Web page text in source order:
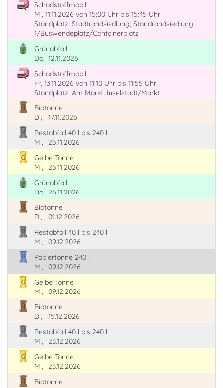
Schadstoffmobil
Mi, 11.11.2026 von 15:00 Uhr bis 15:45 Uhr
Standplatz: Stadtrandsiedlung, Standrandsiedlung
1/Buswendeplatz/Containerplatz
Grünabfall
Do, 12.11.2026
Schadstoffmobil
Fr, 13.11.2026 von 11:10 Uhr bis 11:55 Uhr
Standplatz: Am Markt, Inselstadt/Markt
Biotonne
Di,
17.11.2026
Restabfall 40 l bis 240 l
Mi,
25.11.2026
Gelbe Tonne
Mi,
25.11.2026
Grünabfall
Do, 26.11.2026
Biotonne
Di,
01.12.2026
Restabfall 40 l bis 240 l
Mi,
09.12.2026
Papiertonne 240 l
Mi,
09.12.2026
Gelbe Tonne
Mi,
09.12.2026
Biotonne
Di,
15.12.2026
Restabfall 40 l bis 240 l
Mi,
23.12.2026
Gelbe Tonne
Mi,
23.12.2026
Biotonne